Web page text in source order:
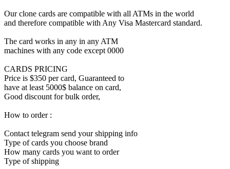
Our clone cards are compatible with all ATMs in the world
and therefore compatible with Any Visa Mastercard standard.
The card works in any in any ATM
machines with any code except 0000
CARDS PRICING
Price is $350 per card, Guaranteed to
have at least 5000$ balance on card,
Good discount for bulk order,
How to order :
Contact telegram send your shipping info
Type of cards you choose brand
How many cards you want to order
Type of shipping